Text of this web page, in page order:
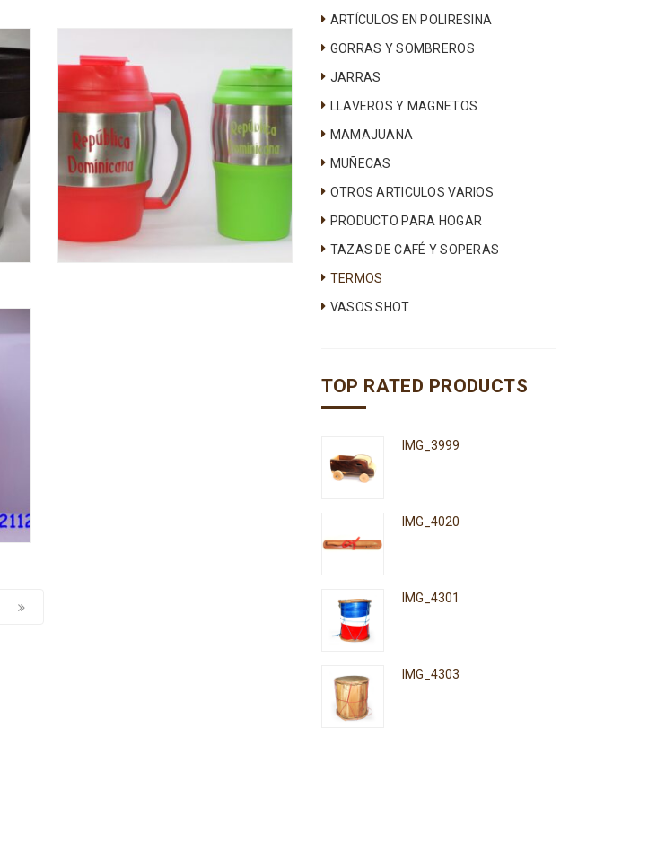
ARTÍCULOS EN POLIRESINA
GORRAS Y SOMBREROS
JARRAS
LLAVEROS Y MAGNETOS
MAMAJUANA
MUÑECAS
OTROS ARTICULOS VARIOS
PRODUCTO PARA HOGAR
TAZAS DE CAFÉ Y SOPERAS
TERMOS
VASOS SHOT
TOP RATED PRODUCTS
IMG_3999
IMG_4020
IMG_4301
IMG_4303